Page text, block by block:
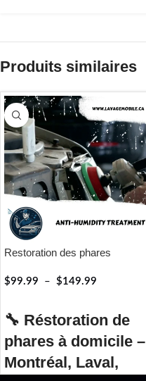
Produits similaires
Restoration des phares
$99.99 – $149.99
🔧 Réstoration de
phares à domicile –
Montréal, Laval,